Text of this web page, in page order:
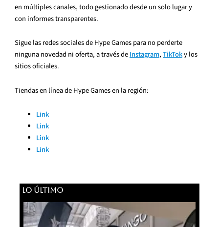
en múltiples canales, todo gestionado desde un solo lugar y
con informes transparentes.
Sigue las redes sociales de Hype Games para no perderte
ninguna novedad ni oferta, a través deInstagram,TikToky los
sitios oficiales.
Tiendas en línea de Hype Games en la región:
Link
Link
Link
Link
LO ÚLTIMO